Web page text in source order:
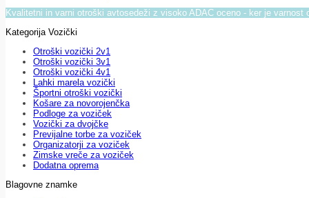
Kvalitetni in varni otroški avtosedeži z visoko ADAC oceno - ker je varnost
Kategorija Vozički
Otroški vozički 2v1
Otroški vozički 3v1
Otroški vozički 4v1
Lahki marela vozički
Športni otroški vozički
Košare za novorojenčka
Podloge za voziček
Vozički za dvojčke
Previjalne torbe za voziček
Organizatorji za voziček
Zimske vreče za voziček
Dodatna oprema
Blagovne znamke